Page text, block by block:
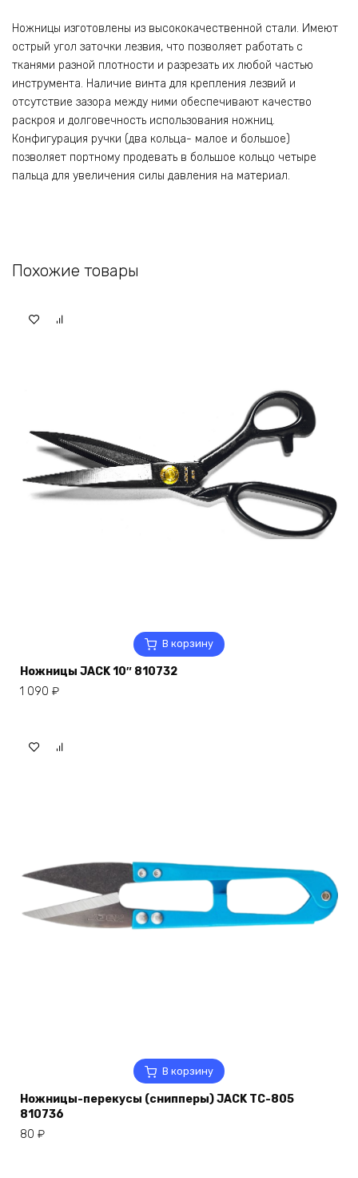
Ножницы изготовлены из высококачественной стали. Имеют
острый угол заточки лезвия, что позволяет работать с
тканями разной плотности и разрезать их любой частью
инструмента. Наличие винта для крепления лезвий и
отсутствие зазора между ними обеспечивают качество
раскроя и долговечность использования ножниц.
Конфигурация ручки (два кольца- малое и большое)
позволяет портному продевать в большое кольцо четыре
пальца для увеличения силы давления на материал.
Похожие товары
В корзину
Ножницы JACK 10″ 810732
1 090 ₽
В корзину
Ножницы-перекусы (снипперы) JACK TC-805
810736
80 ₽